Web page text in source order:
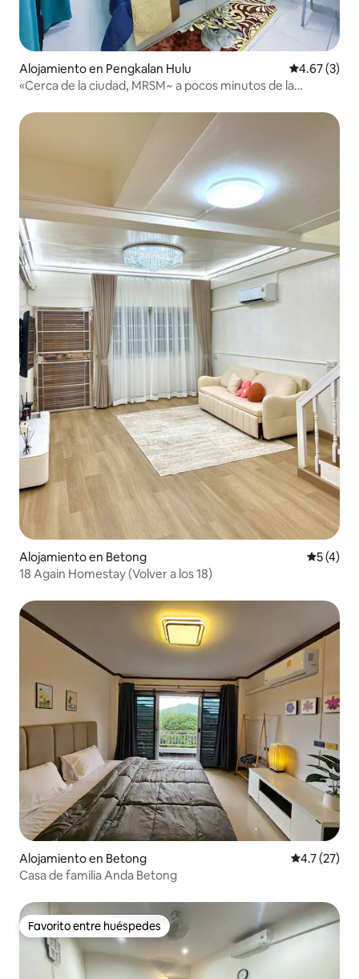
Alojamiento en Pengkalan Hulu Calificación
4.67 (3)
«Cerca de la ciudad, MRSM~ a pocos minutos de la
Alojamiento en Betong
5 (4)
18 Again Homestay (Volver a los 18)
Alojamiento en Betong Calificación
4.7 (27)
Casa de familia Anda Betong
Favorito entre huéspedes
Favorito entre huéspedes